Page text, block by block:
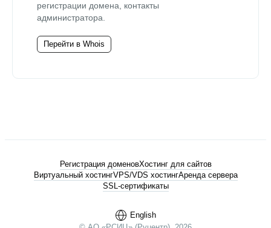
регистрации домена, контакты
администратора.
Перейти в Whois
English
Регистрация доменовХостинг для сайтов
Виртуальный хостингVPS/VDS хостингАренда сервера
SSL-сертификаты